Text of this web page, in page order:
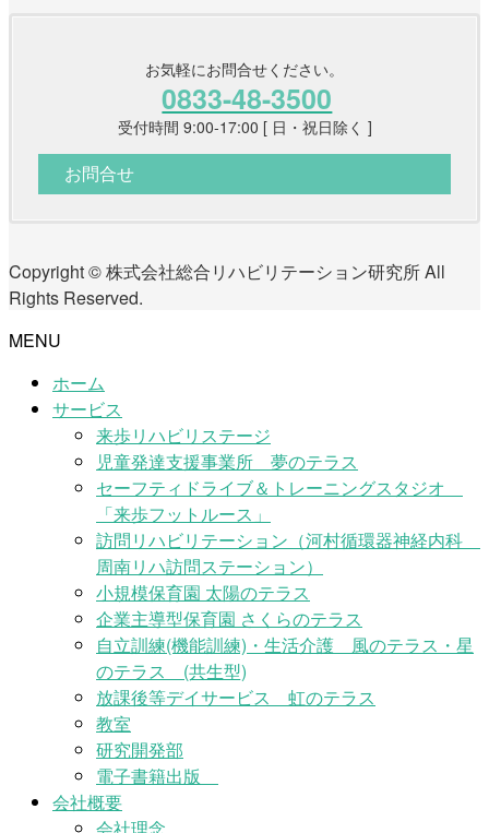
お気軽にお問合せください。
0833-48-3500
受付時間 9:00-17:00 [ 日・祝日除く ]
お問合せ
Copyright © 株式会社総合リハビリテーション研究所 All
Rights Reserved.
MENU
ホーム
サービス
来歩リハビリステージ
児童発達支援事業所 夢のテラス
セーフティドライブ＆トレーニングスタジオ
「来歩フットルース」
訪問リハビリテーション（河村循環器神経内科
周南リハ訪問ステーション）
小規模保育園 太陽のテラス
企業主導型保育園 さくらのテラス
自立訓練(機能訓練)・生活介護 風のテラス・星
のテラス (共生型)
放課後等デイサービス 虹のテラス
教室
研究開発部
電子書籍出版
会社概要